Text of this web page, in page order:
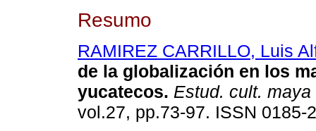
Resumo
RAMIREZ CARRILLO, Luis
de la globalización en los
yucatecos. Estud. cult. maya
vol.27, pp.73-97. ISSN 0185-